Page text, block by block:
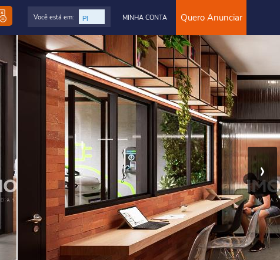
Quero Anunciar
MINHA CONTA
Você está em:
›